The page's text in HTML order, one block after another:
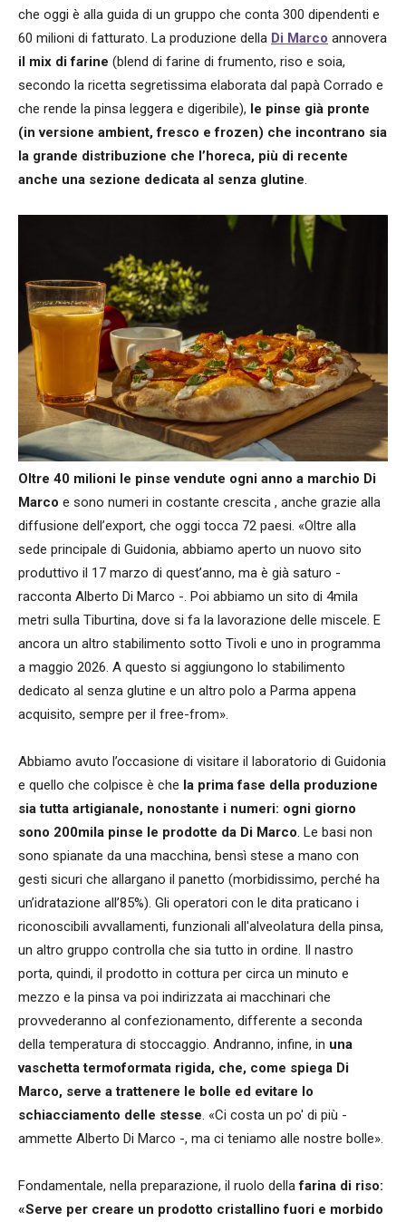
che oggi è alla guida di un gruppo che conta 300 dipendenti e
60 milioni di fatturato. La produzione della Di Marco annovera
il mix di farine (blend di farine di frumento, riso e soia,
secondo la ricetta segretissima elaborata dal papà Corrado e
che rende la pinsa leggera e digeribile), le pinse già pronte
(in versione ambient, fresco e frozen) che incontrano sia
la grande distribuzione che l’horeca, più di recente
anche una sezione dedicata al senza glutine.
Oltre 40 milioni le pinse vendute ogni anno a marchio Di
Marco e sono numeri in costante crescita , anche grazie alla
diffusione dell’export, che oggi tocca 72 paesi. «Oltre alla
sede principale di Guidonia, abbiamo aperto un nuovo sito
produttivo il 17 marzo di quest’anno, ma è già saturo -
racconta Alberto Di Marco -. Poi abbiamo un sito di 4mila
metri sulla Tiburtina, dove si fa la lavorazione delle miscele. E
ancora un altro stabilimento sotto Tivoli e uno in programma
a maggio 2026. A questo si aggiungono lo stabilimento
dedicato al senza glutine e un altro polo a Parma appena
acquisito, sempre per il free-from».
Abbiamo avuto l’occasione di visitare il laboratorio di Guidonia
e quello che colpisce è che la prima fase della produzione
sia tutta artigianale, nonostante i numeri: ogni giorno
sono 200mila pinse le prodotte da Di Marco. Le basi non
sono spianate da una macchina, bensì stese a mano con
gesti sicuri che allargano il panetto (morbidissimo, perché ha
un’idratazione all’85%). Gli operatori con le dita praticano i
riconoscibili avvallamenti, funzionali all'alveolatura della pinsa,
un altro gruppo controlla che sia tutto in ordine. Il nastro
porta, quindi, il prodotto in cottura per circa un minuto e
mezzo e la pinsa va poi indirizzata ai macchinari che
provvederanno al confezionamento, differente a seconda
della temperatura di stoccaggio. Andranno, infine, in una
vaschetta termoformata rigida, che, come spiega Di
Marco, serve a trattenere le bolle ed evitare lo
schiacciamento delle stesse. «Ci costa un po' di più -
ammette Alberto Di Marco -, ma ci teniamo alle nostre bolle».
Fondamentale, nella preparazione, il ruolo dellafarina di riso:
«Serve per creare un prodotto cristallino fuori e morbido